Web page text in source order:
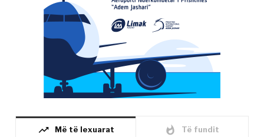
trending_up Më të lexuarat whatshot Të fundit